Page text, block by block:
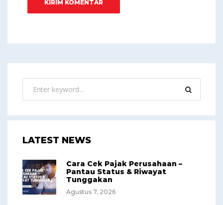
LATEST NEWS
Cara Cek Pajak Perusahaan –
Pantau Status & Riwayat
Tunggakan
Agustus 7, 2026